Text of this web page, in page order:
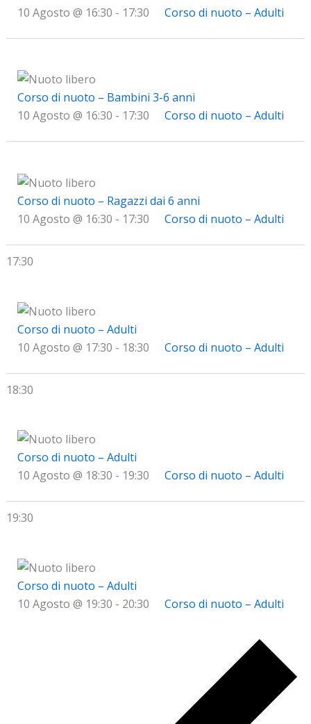
10 Agosto @ 16:30 - 17:30 Corso di nuoto – Adulti
Corso di nuoto – Bambini 3-6 anni
10 Agosto @ 16:30 - 17:30 Corso di nuoto – Adulti
Corso di nuoto – Ragazzi dai 6 anni
10 Agosto @ 16:30 - 17:30 Corso di nuoto – Adulti
17:30
Corso di nuoto – Adulti
10 Agosto @ 17:30 - 18:30 Corso di nuoto – Adulti
18:30
Corso di nuoto – Adulti
10 Agosto @ 18:30 - 19:30 Corso di nuoto – Adulti
19:30
Corso di nuoto – Adulti
10 Agosto @ 19:30 - 20:30 Corso di nuoto – Adulti